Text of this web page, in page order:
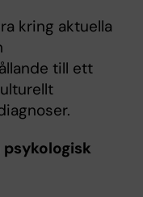
kring aktuella
till ett